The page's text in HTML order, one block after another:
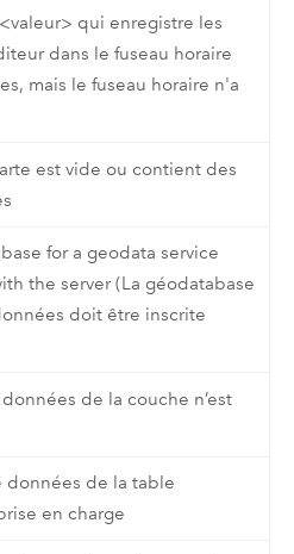
qui enregistre les
dans le fuseau horaire
mais le fuseau horaire n'a
est vide ou contient des
for a geodata service
the server (La géodatabase
doit être inscrite
de la couche n’est
données de la table
en charge